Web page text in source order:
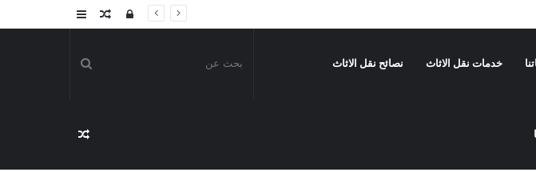
مقال تسجيل
خدمات نقل الاثاث نصائح نقل الاثاث
عن